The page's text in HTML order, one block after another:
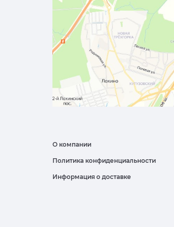
О компании
Политика конфиденциальности
Информация о доставке